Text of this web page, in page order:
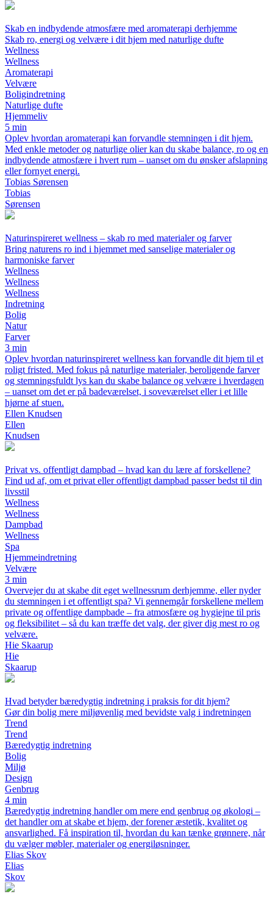
Skab en indbydende atmosfære med aromaterapi derhjemme
Skab ro, energi og velvære i dit hjem med naturlige dufte
Wellness
Wellness
Aromaterapi
Velvære
Boligindretning
Naturlige dufte
Hjemmeliv
5 min
Oplev hvordan aromaterapi kan forvandle stemningen i dit hjem.
Med enkle metoder og naturlige olier kan du skabe balance, ro og en
indbydende atmosfære i hvert rum – uanset om du ønsker afslapning
eller fornyet energi.
Tobias Sørensen
Tobias
Sørensen
Naturinspireret wellness – skab ro med materialer og farver
Bring naturens ro ind i hjemmet med sanselige materialer og
harmoniske farver
Wellness
Wellness
Wellness
Indretning
Bolig
Natur
Farver
3 min
Oplev hvordan naturinspireret wellness kan forvandle dit hjem til et
roligt fristed. Med fokus på naturlige materialer, beroligende farver
og stemningsfuldt lys kan du skabe balance og velvære i hverdagen
– uanset om det er på badeværelset, i soveværelset eller i et lille
hjørne af stuen.
Ellen Knudsen
Ellen
Knudsen
Privat vs. offentligt dampbad – hvad kan du lære af forskellene?
Find ud af, om et privat eller offentligt dampbad passer bedst til din
livsstil
Wellness
Wellness
Dampbad
Wellness
Spa
Hjemmeindretning
Velvære
3 min
Overvejer du at skabe dit eget wellnessrum derhjemme, eller nyder
du stemningen i et offentligt spa? Vi gennemgår forskellene mellem
private og offentlige dampbade – fra atmosfære og hygiejne til pris
og fleksibilitet – så du kan træffe det valg, der giver dig mest ro og
velvære.
Hie Skaarup
Hie
Skaarup
Hvad betyder bæredygtig indretning i praksis for dit hjem?
Gør din bolig mere miljøvenlig med bevidste valg i indretningen
Trend
Trend
Bæredygtig indretning
Bolig
Miljø
Design
Genbrug
4 min
Bæredygtig indretning handler om mere end genbrug og økologi –
det handler om at skabe et hjem, der forener æstetik, kvalitet og
ansvarlighed. Få inspiration til, hvordan du kan tænke grønnere, når
du vælger møbler, materialer og energiløsninger.
Elias Skov
Elias
Skov